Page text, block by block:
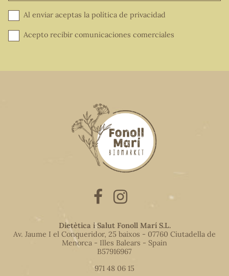
Al enviar aceptas la política de privacidad
Acepto recibir comunicaciones comerciales
Dietètica i Salut Fonoll Marí S.L.
Av. Jaume I el Conqueridor, 25 baixos - 07760 Ciutadella de
Menorca - Illes Balears - Spain
B57916967
971 48 06 15